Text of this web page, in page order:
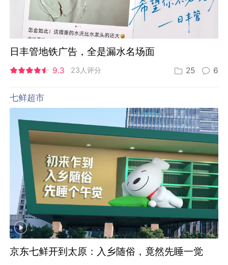
日丰管地铁广告，全是漏水名场面
9.3 23人评分 25 6
七鲜超市
京东七鲜开到太原：入乡随俗，竟然先睡一觉